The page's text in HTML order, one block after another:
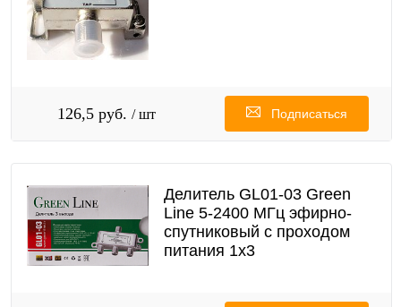
126,5 руб. / шт Подписаться
Делитель GL01-03 Green
Line 5-2400 МГц эфирно-
спутниковый с проходом
питания 1х3